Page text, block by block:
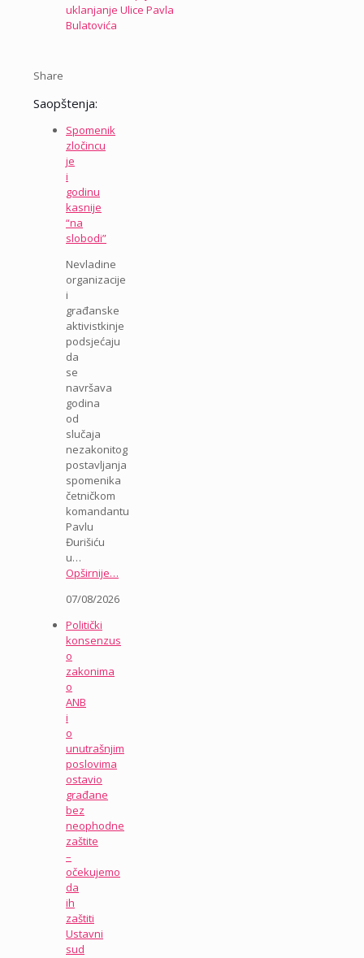
uklanjanje Ulice Pavla
Bulatovića
Share
Saopštenja:
Spomenik
zločincu
je
i
godinu
kasnije
“na
slobodi”
Nevladine
organizacije
i
građanske
aktivistkinje
podsjećaju
da
se
navršava
godina
od
slučaja
nezakonitog
postavljanja
spomenika
četničkom
komandantu
Pavlu
Đurišiću
u…
Opširnije…
07/08/2026
Politički
konsenzus
o
zakonima
o
ANB
i
o
unutrašnjim
poslovima
ostavio
građane
bez
neophodne
zaštite
–
očekujemo
da
ih
zaštiti
Ustavni
sud